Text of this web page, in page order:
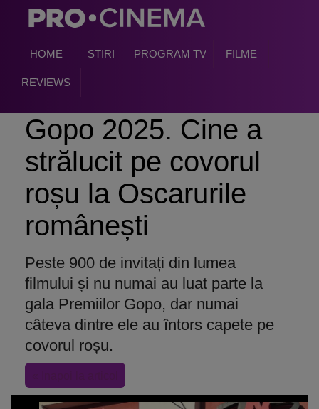
HOME STIRI PROGRAM TV FILME
REVIEWS
Gopo 2025. Cine a
strălucit pe covorul
roșu la Oscarurile
românești
Peste 900 de invitați din lumea
filmului și nu numai au luat parte la
gala Premiilor Gopo, dar numai
câteva dintre ele au întors capete pe
covorul roșu.